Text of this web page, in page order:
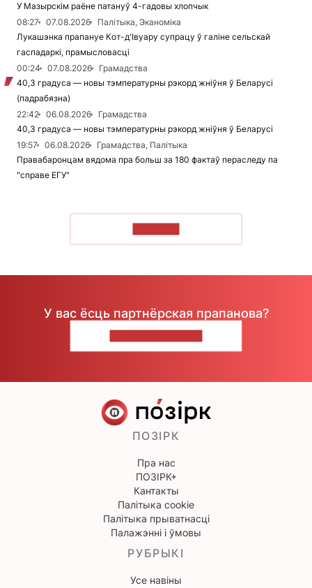
У Мазырскім раёне патануў 4-гадовы хлопчык
08:27
07.08.2026
Палітыка, Эканоміка
Лукашэнка прапануе Кот-д'Івуару супрацу ў галіне сельскай
гаспадаркі, прамысловасці
00:24
07.08.2026
Грамадства
40,3 градуса — новы тэмпературны рэкорд жніўня ў Беларусі
(падрабязна)
22:42
06.08.2026
Грамадства
40,3 градуса — новы тэмпературны рэкорд жніўня ў Беларусі
19:57
06.08.2026
Грамадства, Палітыка
Правабаронцам вядома пра больш за 180 фактаў пераследу па
"справе ЕГУ"
У вас ёсць партнёрская прапанова?
ПОЗІРК
Пра нас
ПОЗІРК+
Кантакты
Палітыка cookie
Палітыка прыватнасці
Палажэнні і ўмовы
РУБРЫКІ
Усе навіны